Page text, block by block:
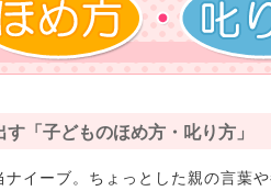
「子どものほめ方・叱り方」
イーブ。ちょっとした親の言葉